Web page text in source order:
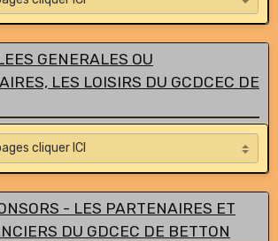
GENERALES OU
LES LOISIRS DU GCDCEC DE
- LES PARTENAIRES ET
DU GDCEC DE BETTON